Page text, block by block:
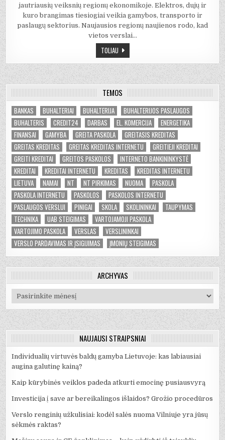
jautriausių veiksnių regionų ekonomikoje. Elektros, dujų ir
kuro brangimas tiesiogiai veikia gamybos, transporto ir
paslaugų sektorius. Naujausios regionų naujienos rodo, kad
vietos verslai…
TOLIAU
TEMOS
BANKAS BUHALTERIAI BUHALTERIJA
BUHALTERIJOS PASLAUGOS
BUHALTERIS
CREDIT24 DARBAS EL. KOMERCIJA
ENERGETIKA
FINANSAI
GAMYBA GREITA PASKOLA
GREITASIS KREDITAS
GREITAS KREDITAS
GREITAS KREDITAS INTERNETU
GREITIEJI KREDITAI
GREITI KREDITAI
GREITOS PASKOLOS
INTERNETO BANKININKYSTĖ
KREDITAI
KREDITAI INTERNETU KREDITAS
KREDITAS INTERNETU
LIETUVA
NAMAI NT NT PIRKIMAS NUOMA
PASKOLA
PASKOLA INTERNETU
PASKOLOS
PASKOLOS INTERNETU
PASLAUGOS VERSLUI
PINIGAI SKOLA SKOLININKAI
TAUPYMAS
TECHNIKA
UAB STEIGIMAS
VARTOJAMOJI PASKOLA
VARTOJIMO PASKOLA
VERSLAS
VERSLININKAI
VERSLO PARDAVIMAS IR ĮSIGIJIMAS
ĮMONIŲ STEIGIMAS
ARCHYVAS
Archyvas
NAUJAUSI STRAIPSNIAI
Individualių virtuvės baldų gamyba Lietuvoje: kas labiausiai
augina galutinę kainą?
Kaip kūrybinės veiklos padeda atkurti emocinę pusiausvyrą
Investicija į save ar bereikalingos išlaidos? Grožio procedūros
Verslo renginių užkulisiai: kodėl salės nuoma Vilniuje yra jūsų
sėkmės raktas?